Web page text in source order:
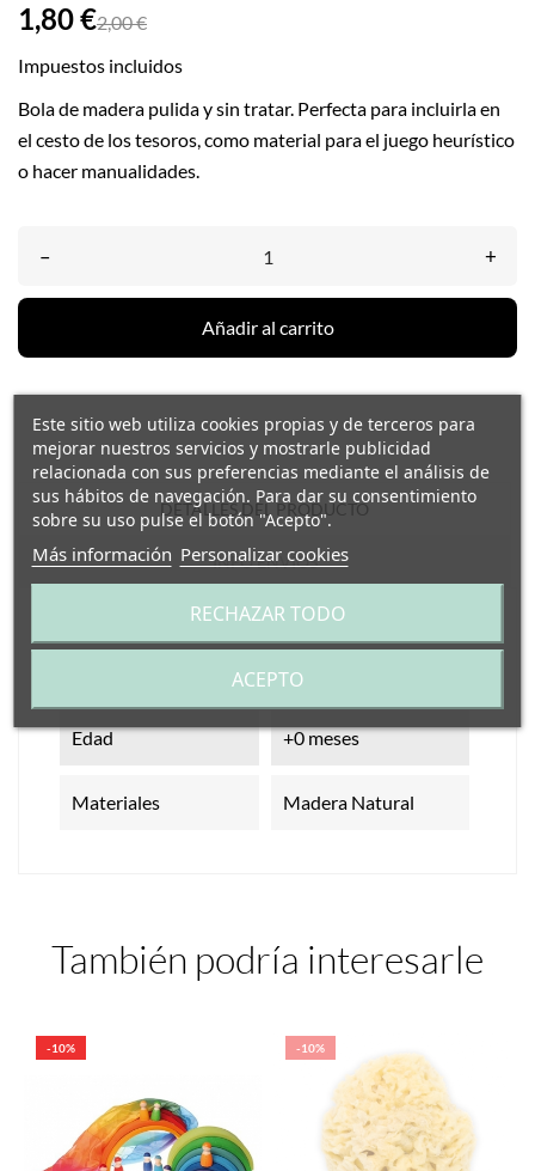
1,80 €2,00 €
Impuestos incluidos
Bola de madera pulida y sin tratar. Perfecta para incluirla en
el cesto de los tesoros, como material para el juego heurístico
o hacer manualidades.
– +
Añadir al carrito
DETALLES DEL PRODUCTO
INFO ENVÍOS
CD_73944
Edad +0 meses
Materiales Madera Natural
También podría interesarle
-10% -10%
Este sitio web utiliza cookies propias y de terceros para
mejorar nuestros servicios y mostrarle publicidad
relacionada con sus preferencias mediante el análisis de
sus hábitos de navegación. Para dar su consentimiento
sobre su uso pulse el botón "Acepto".
Más información Personalizar cookies
RECHAZAR TODO
ACEPTO